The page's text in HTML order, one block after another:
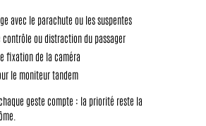
avec le parachute ou les suspentes
contrôle ou distraction du passager
fixation de la caméra
le moniteur tandem
geste compte : la priorité reste la